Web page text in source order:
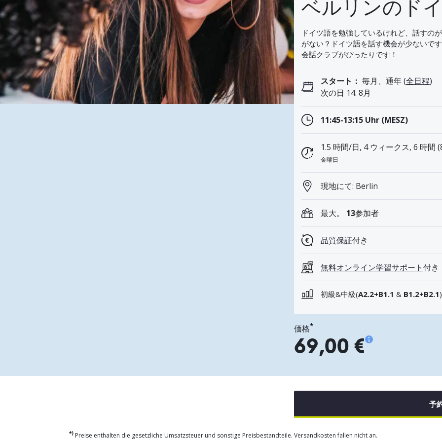
ベルリンのド
ドイツ語を勉強しているけれど、話すの
がない？ドイツ語を話す機会が少ないで
会話クラブがぴったりです！
スタート： 毎月、通年 (全日程)
次の日 14. 8月
11:45-13:15 Uhr (MESZ)
1.5 時間/日, 4 ウィークス, 6 時間
金曜日
現地にて: Berlin
最大。 13参加者
品質保証付き
無料オンライン学習サポート付き
初級&中級(A2.2+B1.1 &B1.2+B2.1)
価格*
69,00 €
予
*)Preise enthalten die gesetzliche Umsatzsteuer und sonstige Preisbestandteile. Versandkosten fallen nicht an.